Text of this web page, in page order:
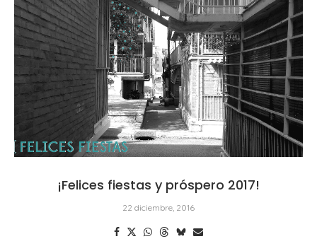
¡Felices fiestas y próspero 2017!
22 diciembre, 2016